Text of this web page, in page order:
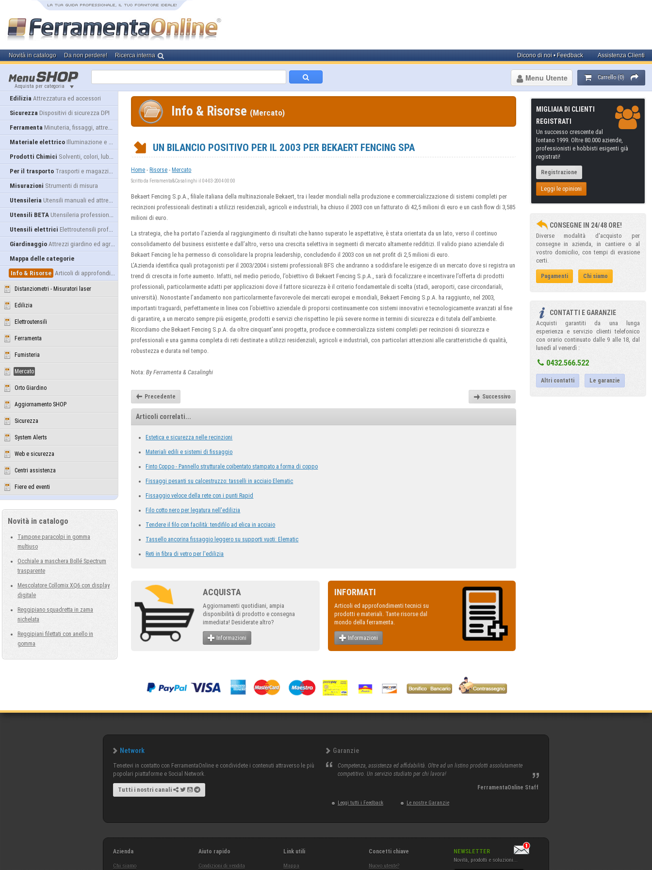
Novità in catalogo Da non perdere! Ricerca interna Assistenza Clienti
Dicono di noi • Feedback
Acquista per categoria
Carrello (0)
Menu Utente
Edilizia Attrezzatura ed accessori
Sicurezza Dispositivi di sicurezza DPI
Ferramenta Minuteria, fissaggi, attrezzatura
Materiale elettrico Illuminazione e alimentazione
Prodotti Chimici Solventi, colori, lubrificanti...
Per il trasporto Trasporti e magazzino
Misurazioni Strumenti di misura
Utensileria Utensili manuali ed attrezzature
Utensili BETA Utensileria professionale
Utensili elettrici Elettroutensili professionali
Giardinaggio Attrezzi giardino ed agricoltura
Mappa delle categorie
Info & Risorse Articoli di approfondimento
Distanziometri - Misuratori laser
Edilizia
Elettroutensili
Ferramenta
Fumisteria
Mercato
Orto Giardino
Aggiornamento SHOP
Sicurezza
System Alerts
Web e sicurezza
Centri assistenza
Fiere ed eventi
Novità in catalogo
Tampone paracolpi in gomma
multiuso
Occhiale a maschera Bollé Spectrum
trasparente
Mescolatore Collomix XQ6 con display
digitale
Reggipiano squadretta in zama
nichelata
Reggipiani filettati con anello in
gomma
Info & Risorse (Mercato)
UN BILANCIO POSITIVO PER IL 2003 PER BEKAERT FENCING SPA
Home -Risorse -Mercato
Scritto da Ferramenta&Casalinghi il 04-03-2004 00:00
Bekaert Fencing S.p.A., filiale italiana della multinazionale Bekaert, tra i leader mondiali nella produzione e commercializzazione di sistemi completi per
recinzioni professionali destinati a utilizzi residenziali, agricoli e industriali, ha chiuso il 2003 con un fatturato di 42,5 milioni di euro e un cash flow di 3,585
milioni di euro.
La strategia, che ha portato l’azienda al raggiungimento di risultati che hanno superato le aspettative, è stata orientata da un lato, verso il continuo
consolidamento del business esistente e dall’altro, verso una crescita selettiva in segmenti di mercato altamente redditizi. Il valido piano aziendale di
Bekaert Fencing le ha permesso di consolidare la propria leadership, concludendo il 2003 con un net profit di 2,5 milioni di euro.
L’Azienda identifica quali protagonisti per il 2003/2004 i sistemi professionali BFS che andranno a soddisfare le esigenze di un mercato dove si registra un
trend di crescita in forte aumento. Infatti, nel medio periodo, l’obiettivo di Bekaert Fencing S.p.A., sarà di focalizzare e incentivare l’offerta di prodotti
professionali, particolarmente adatti per applicazioni dove il fattore sicurezza è il criterio fondamentale di scelta (stadi, aeroporti, case circondariali,
università). Nonostante l’andamento non particolarmente favorevole dei mercati europei e mondiali, Bekaert Fencing S.p.A. ha raggiunto, nel 2003,
importanti traguardi, perfettamente in linea con l’obiettivo aziendale di proporsi continuamente con sistemi innovativi e tecnologicamente avanzati al fine
di garantire, a un mercato sempre più esigente, prodotti e servizi che rispettino le più severe norme in termini di sicurezza e di tutela dell’ambiente.
Ricordiamo che Bekaert Fencing S.p.A. da oltre cinquant’anni progetta, produce e commercializza sistemi completi per recinzioni di sicurezza e
professionali e una gamma completa di reti destinate a utilizzi residenziali, agricoli e industriali, con particolari attenzioni alle caratteristiche di qualità,
robustezza e durata nel tempo.
Nota:By Ferramenta & Casalinghi
Precedente Successivo
Articoli correlati...
Estetica e sicurezza nelle recinzioni
Materiali edili e sistemi di fissaggio
Finto Coppo - Pannello strutturale coibentato stampato a forma di coppo
Fissaggi pesanti su calcestruzzo: tasselli in acciaio Elematic
Fissaggio veloce della rete con i punti Rapid
Filo cotto nero per legatura nell'edilizia
Tendere il filo con facilità: tendifilo ad elica in acciaio
Tassello ancorina fissaggio leggero su supporti vuoti: Elematic
Reti in fibra di vetro per l'edilizia
ACQUISTA
Aggiornamenti quotidiani, ampia
disponibilità di prodotto e consegna
immediata! Desiderate altro?
Informazioni
INFORMATI
Articoli ed approfondimenti tecnici su
prodotti e materiali. Tante risorse dal
mondo della ferramenta.
Informazioni
MIGLIAIA DI CLIENTI
REGISTRATI
Un successo crescente dal
lontano 1999. Oltre 80.000 aziende,
professionisti e hobbisti esigenti già
registrati!
Registrazione
Leggi le opinioni
CONSEGNE IN 24/48 ORE!
Diverse modalità d'acquisto per
consegne in azienda, in cantiere o al
vostro domicilio, con tempi di evasione
certi.
Pagamenti Chi siamo
CONTATTI E GARANZIE
Acquisti garantiti da una lunga
esperienza e servizio clienti telefonico
con orario continuato dalle 9 alle 18, dal
lunedì al venerdì :
0432.566.522
Altri contatti Le garanzie
Network
Tenetevi in contatto con FerramentaOnline e condividete i contenuti attraverso le più
popolari piattaforme e Social Network.
Tutti i nostri canali
Garanzie
Competenza, assistenza ed affidabilità. Oltre ad un listino prodotti assolutamente
competitivo. Un servizio studiato per chi lavora!
FerramentaOnline Staff
Leggi tutti i Feedback Le nostre Garanzie
Azienda
Chi siamo
Aiuto rapido
Condizioni di vendita
Link utili
Mappa
Concetti chiave
Nuovo utente?
NEWSLETTER
Novità, prodotti e soluzioni...